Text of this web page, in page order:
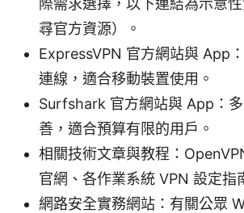
尋官方資源）。
ExpressVPN 官方網站與 App
連線，適合移動裝置使用。
Surfshark 官方網站與 App：
善，適合預算有限的用戶。
相關技術文章與教程：
官網、各作業系統 VPN 設定指
網路安全實務網站：有關公眾